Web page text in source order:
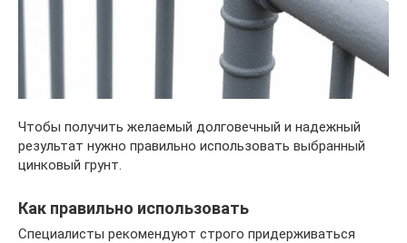
Чтобы получить желаемый долговечный и надежный
результат нужно правильно использовать выбранный
цинковый грунт.
Как правильно использовать
Специалисты рекомендуют строго придерживаться